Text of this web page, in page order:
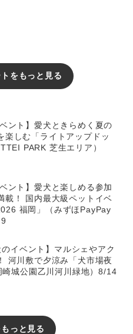
をもっと見る
ント】愛犬ときらめく夏の
楽しむ「ライトアップドッ
PARK 芝生エリア）
ント】愛犬と楽しめる参加
載！ 国内最大級ペットイベ
福岡」（みずほPayPay
のイベント】マルシェやアク
河川敷で夕涼み「犬市場夜
城公園乙川河川緑地）8/14
っと見る